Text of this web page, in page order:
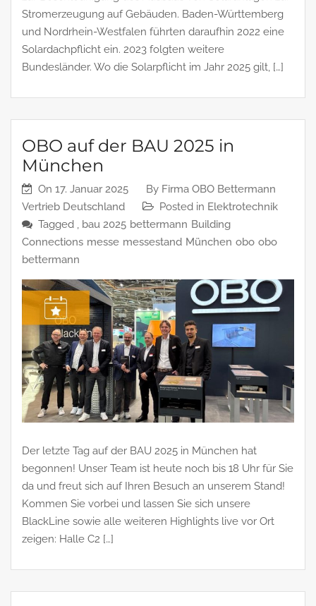
Stromerzeugung auf Gebäuden. Baden-Württemberg
und Nordrhein-Westfalen führten daraufhin 2022 eine
Solardachpflicht ein. 2023 folgten weitere
Bundesländer. Wo die Solarpflicht im Jahr 2025 gilt, […]
OBO auf der BAU 2025 in
München
On 17. Januar 2025 By Firma OBO Bettermann
Vertrieb Deutschland
Posted in Elektrotechnik
Tagged , bau 2025 bettermann Building
Connections messe messestand München obo obo
bettermann
Der letzte Tag auf der BAU 2025 in München hat
begonnen! Unser Team ist heute noch bis 18 Uhr für Sie
da und freut sich auf Ihren Besuch an unserem Stand!
Kommen Sie vorbei und lassen Sie sich unsere
BlackLine sowie alle weiteren Highlights live vor Ort
zeigen: Halle C2 […]